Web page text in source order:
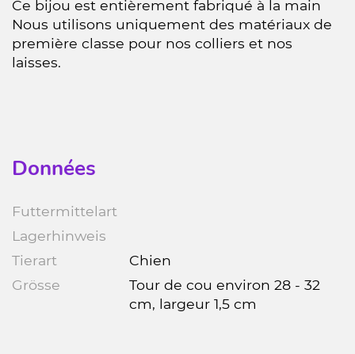
Ce bijou est entièrement fabriqué à la main
Nous utilisons uniquement des matériaux de
première classe pour nos colliers et nos
laisses.
Données
Futtermittelart
Lagerhinweis
Tierart
Chien
Grösse
Tour de cou environ 28 - 32
cm, largeur 1,5 cm